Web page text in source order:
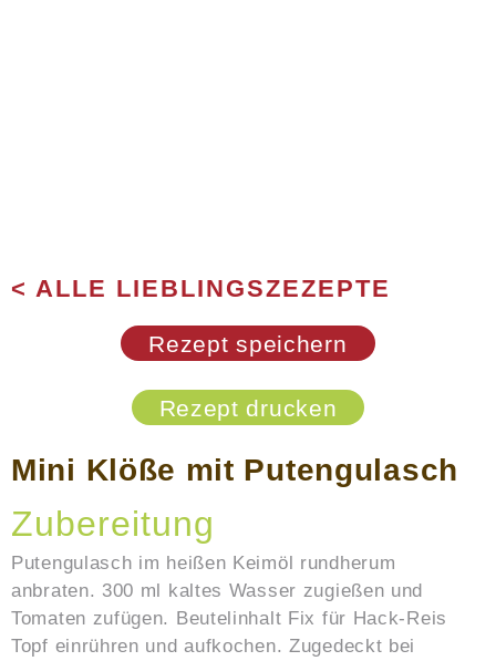
< ALLE LIEBLINGSZEZEPTE
Rezept speichern
Rezept drucken
Mini Klöße mit Putengulasch
Zubereitung
Putengulasch im heißen Keimöl rundherum
anbraten. 300 ml kaltes Wasser zugießen und
Tomaten zufügen. Beutelinhalt Fix für Hack-Reis
Topf einrühren und aufkochen. Zugedeckt bei